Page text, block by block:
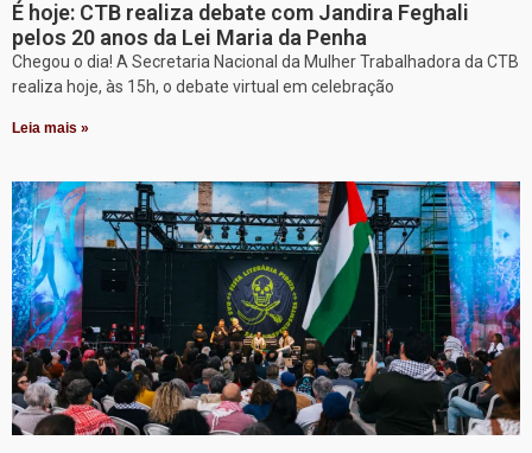
É hoje: CTB realiza debate com Jandira Feghali
pelos 20 anos da Lei Maria da Penha
Chegou o dia! A Secretaria Nacional da Mulher Trabalhadora da CTB
realiza hoje, às 15h, o debate virtual em celebração
Leia mais »